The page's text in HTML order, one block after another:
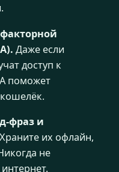
Даже если
доступ к
поможет
фраз и
Храните их офлайн,
не